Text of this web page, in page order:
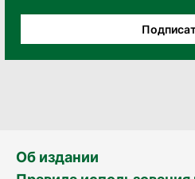
Об издании